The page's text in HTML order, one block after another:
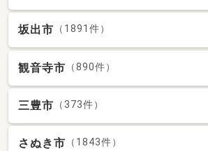
坂出市 （1891件）
観音寺市 （890件）
三豊市 （373件）
さぬき市 （1843件）